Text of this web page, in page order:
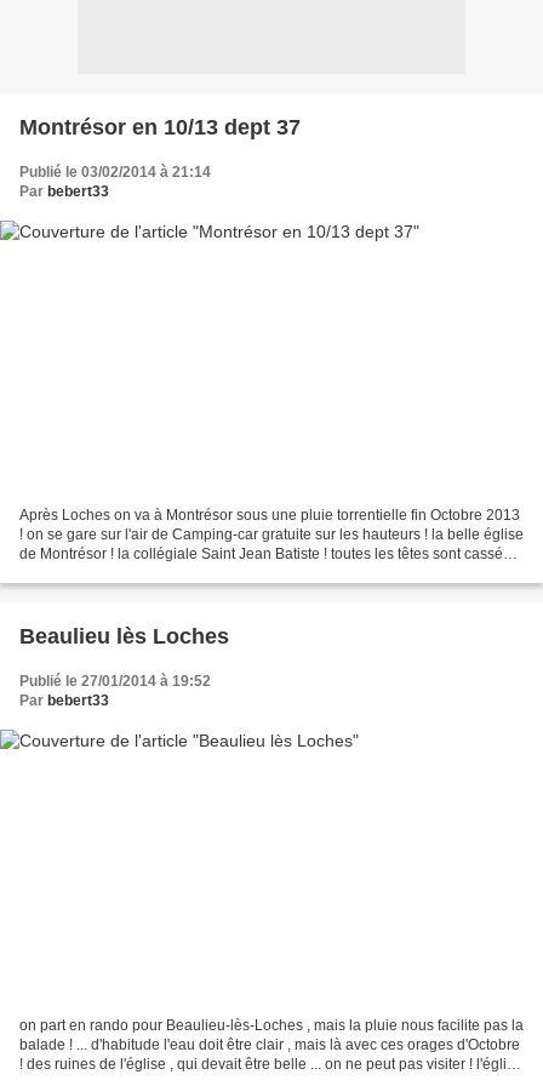
Montrésor en 10/13 dept 37
Publié le 03/02/2014 à 21:14
Par bebert33
Après Loches on va à Montrésor sous une pluie torrentielle fin Octobre 2013
! on se gare sur l'air de Camping-car gratuite sur les hauteurs ! la belle église
de Montrésor ! la collégiale Saint Jean Batiste ! toutes les têtes sont cassées
Beaulieu lès Loches
Publié le 27/01/2014 à 19:52
Par bebert33
on part en rando pour Beaulieu-lès-Loches , mais la pluie nous facilite pas la
balade ! ... d'habitude l'eau doit être clair , mais là avec ces orages d'Octobre
! des ruines de l'église , qui devait être belle ... on ne peut pas visiter ! l'église